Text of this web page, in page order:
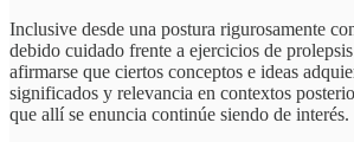
Inclusive desde una postura rigurosamente
debido cuidado frente a ejercicios de
afirmarse que ciertos conceptos e ideas
significados y relevancia en contextos
que allí se enuncia continúe siendo de interés.